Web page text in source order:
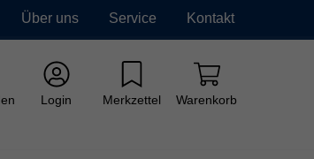
Über uns Service Kontakt
Login Merkzettel Warenkorb